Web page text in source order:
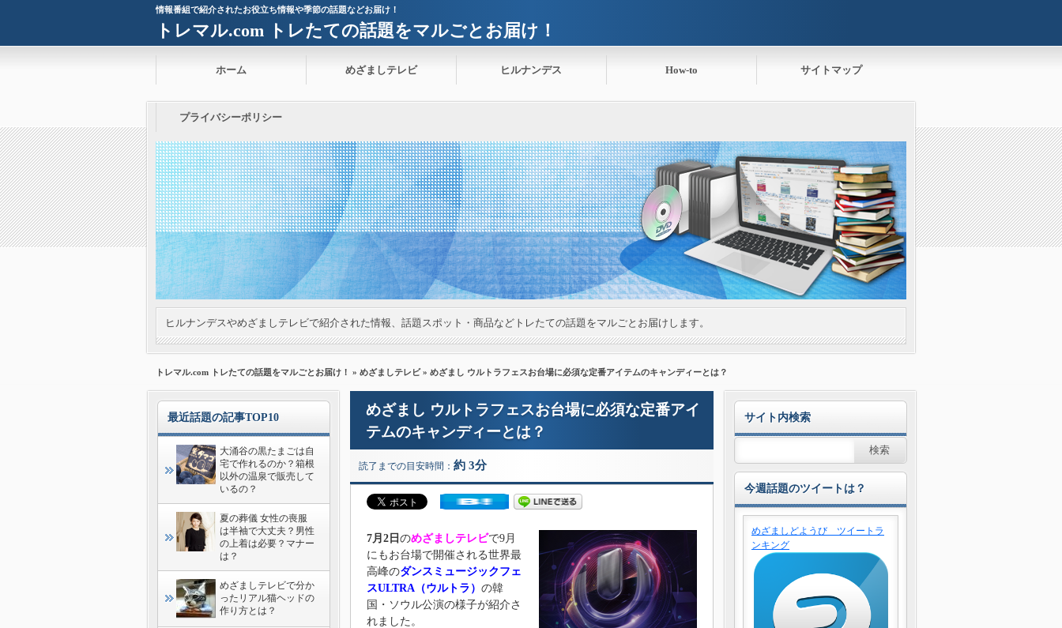
情報番組で紹介されたお役立ち情報や季節の話題などお届け！
トレマル.com トレたての話題をマルごとお届け！
ホーム めざましテレビ ヒルナンデス How-to サイトマップ
プライバシーポリシー
ヒルナンデスやめざましテレビで紹介された情報、話題スポット・商品などトレたての話題をマルごとお届けします。
トレマル.com トレたての話題をマルごとお届け！ » めざましテレビ» めざまし ウルトラフェスお台場に必須な定番アイテムのキャンディーとは？
めざまし ウルトラフェスお台場に必須な定番アイ
テムのキャンディーとは？
読了までの目安時間： 約 3分
7月2日 のめざましテレビで9月
にもお台場で開催される世界最
高峰のダンスミュージックフェ
スULTRA（ウルトラ） の韓
国・ソウル公演の様子が紹介さ
れました。
最近話題の記事TOP10
大涌谷の黒たまごは自
宅で作れるのか？箱根
以外の温泉で販売して
いるの？
夏の葬儀 女性の喪服
は半袖で大丈夫？男性
の上着は必要？マナー
は？
めざましテレビで分か
ったリアル猫ヘッドの
作り方とは？
サイト内検索
今週話題のツイートは？
めざましどようび ツイートラ
ンキング